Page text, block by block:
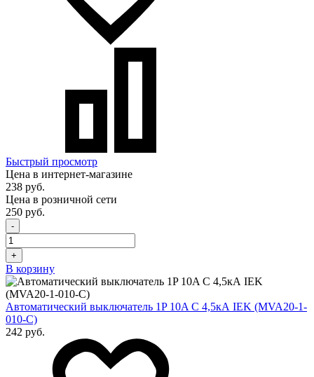
Быстрый просмотр
Цена в интернет-магазине
238 руб.
Цена в розничной сети
250 руб.
-
+
В корзину
Автоматический выключатель 1P 10A C 4,5кА IEK (MVA20-1-
010-C)
242 руб.